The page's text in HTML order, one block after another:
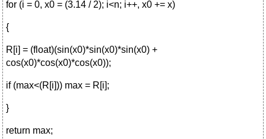
for (i = 0, x0 = (3.14 / 2); i<n; i++, x0 += x)
{
R[i] = (float)(sin(x0)*sin(x0)*sin(x0) +
cos(x0)*cos(x0)*cos(x0));
if (max<(R[i])) max = R[i];
}
return max;